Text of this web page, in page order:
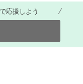
応援しよう